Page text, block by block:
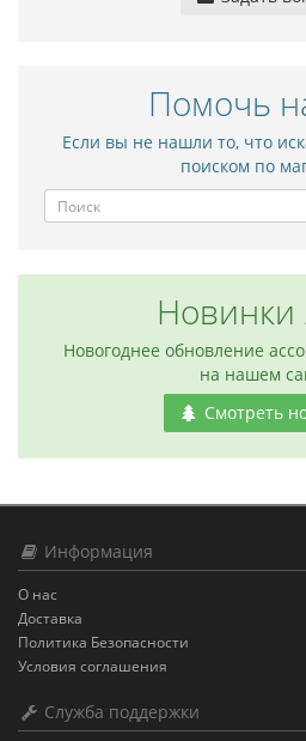
Помочь
Если вы не нашли то, что
поиском по
Новинки
Новогоднее обновление
на нашем
Смотреть
Информация
О нас
Доставка
Политика Безопасности
Условия соглашения
Служба поддержки